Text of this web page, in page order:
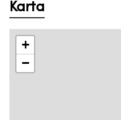
Karta
+
−